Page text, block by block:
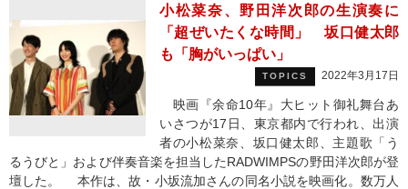
小松菜奈、野田洋次郎の生演奏に
「超ぜいたくな時間」 坂口健太郎
も「胸がいっぱい」
TOPICS 2022年3月17日
映画『余命10年』大ヒット御礼舞台あ
いさつが17日、東京都内で行われ、出演
者の小松菜奈、坂口健太郎、主題歌「う
るうびと」および伴奏音楽を担当したRADWIMPSの野田洋次郎が登
壇した。 本作は、故・小坂流加さんの同名小説を映画化。数万人